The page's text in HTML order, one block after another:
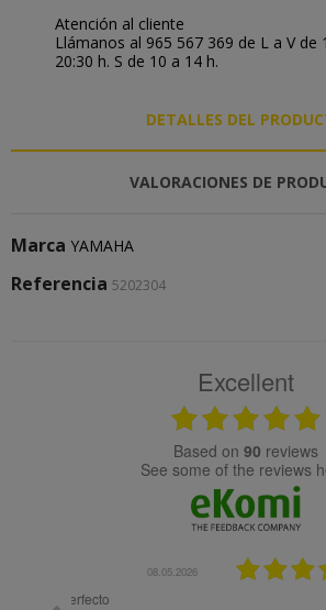
Atención al cliente
Llámanos al 965 567 369 de L a V de
20:30 h. S de 10 a 14 h.
DETALLES DEL
VALORACIONES DE
Marca YAMAHA
Referencia 5202304
Excellent
based on 90 reviews
see some of the reviews